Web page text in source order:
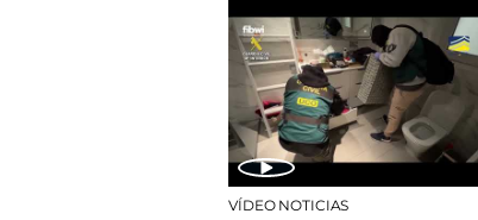
VÍDEO NOTICIAS